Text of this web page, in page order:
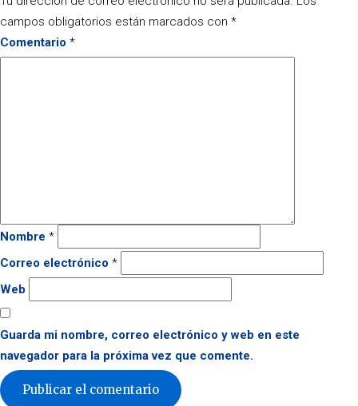
campos obligatorios están marcados con *
Comentario *
Nombre *
Correo electrónico *
Web
Guarda mi nombre, correo electrónico y web en este
navegador para la próxima vez que comente.